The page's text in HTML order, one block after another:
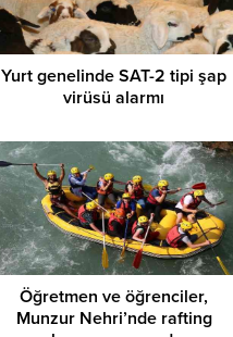
Yurt genelinde SAT-2 tipi şap
virüsü alarmı
Öğretmen ve öğrenciler,
Munzur Nehri’nde rafting